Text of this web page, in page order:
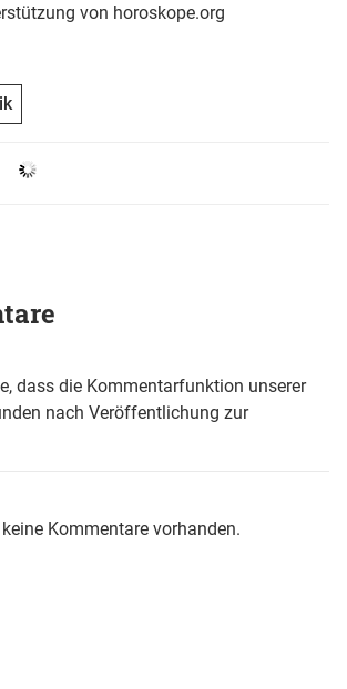
von horoskope.org
dass die Kommentarfunktion unserer
nach Veröffentlichung zur
Kommentare vorhanden.